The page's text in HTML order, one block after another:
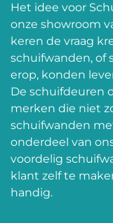
Het idee voor
onze showroom
keren de vraag
schuifwanden, of
erop, konden
De schuifdeuren
merken die niet
schuifwanden
onderdeel van
voordelig
klant zelf te
handig.